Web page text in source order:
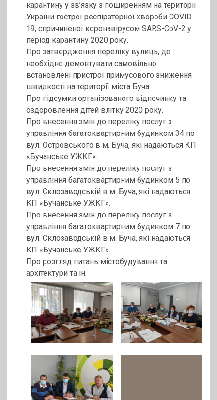
карантину у зв’язку з поширенням на території
України гострої респіраторної хвороби COVID-
19, спричиненої коронавірусом SARS-CoV-2 у
період карантину 2020 року.
Про затвердження переліку вулиць, де
необхідно демонтувати самовільно
встановлені пристрої примусового зниження
швидкості на території міста Буча.
Про підсумки організованого відпочинку та
оздоровлення дітей влітку 2020 року.
Про внесення змін до переліку послуг з
управління багатоквартирним будинком 34 по
вул. Островського в м. Буча, які надаються КП
«Бучанське УЖКГ».
Про внесення змін до переліку послуг з
управління багатоквартирним будинком 5 по
вул. Склозаводській в м. Буча, які надаються
КП «Бучанське УЖКГ».
Про внесення змін до переліку послуг з
управління багатоквартирним будинком 7 по
вул. Склозаводській в м. Буча, які надаються
КП «Бучанське УЖКГ».
Про розгляд питань містобудування та
архітектури та ін.